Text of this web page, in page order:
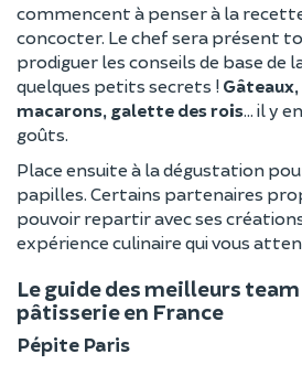
commencent à penser à la
concocter. Le chef sera présent
prodiguer les conseils de base de
quelques petits secrets !
macarons, galette des rois… il y
goûts.
Place ensuite à la dégustation
papilles. Certains partenaires
pouvoir repartir avec ses
expérience culinaire qui vous
Le guide des meilleurs
pâtisserie en France
Pépite Paris